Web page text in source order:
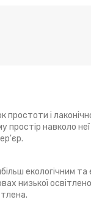
і
простір навколо
екологічним та
низької